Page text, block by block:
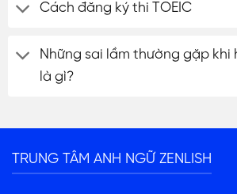
Cách đăng ký thi TOEIC
Những sai lầm thường gặp khi
là gì?
TRUNG TÂM ANH NGỮ ZENLISH